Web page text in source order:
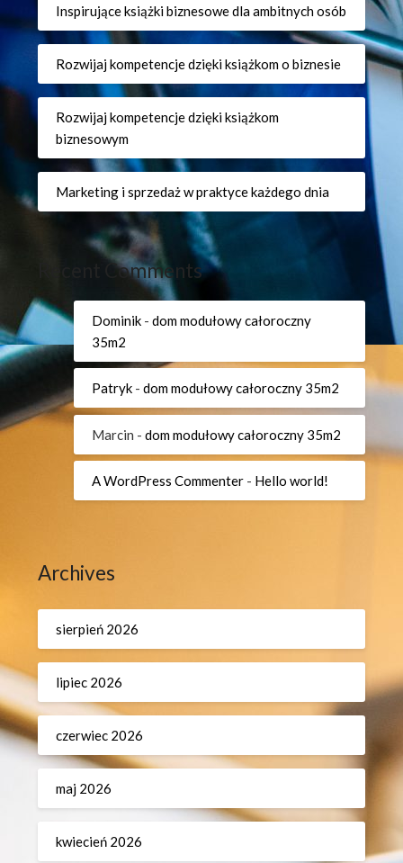
Inspirujące książki biznesowe dla ambitnych osób
Rozwijaj kompetencje dzięki książkom o biznesie
Rozwijaj kompetencje dzięki książkom
biznesowym
Marketing i sprzedaż w praktyce każdego dnia
Recent Comments
Dominik -dom modułowy całoroczny
35m2
Patryk -dom modułowy całoroczny 35m2
Marcin -dom modułowy całoroczny 35m2
A WordPress Commenter - Hello world!
Archives
sierpień 2026
lipiec 2026
czerwiec 2026
maj 2026
kwiecień 2026